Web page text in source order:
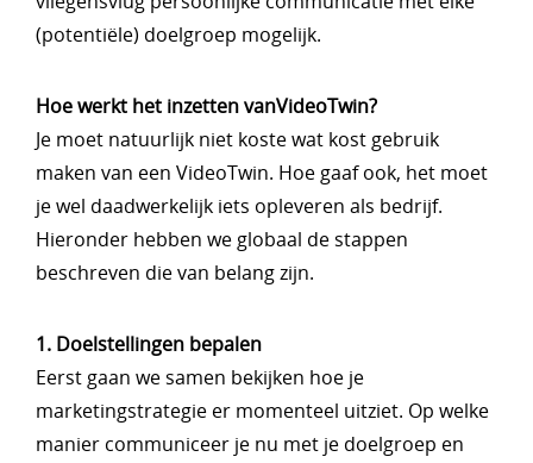
(potentiële) doelgroep mogelijk.
Hoe werkt het inzetten vanVideoTwin?
Je moet natuurlijk niet koste wat kost gebruik
maken van een VideoTwin. Hoe gaaf ook, het moet
je wel daadwerkelijk iets opleveren als bedrijf.
Hieronder hebben we globaal de stappen
beschreven die van belang zijn.
1. Doelstellingen bepalen
Eerst gaan we samen bekijken hoe je
marketingstrategie er momenteel uitziet. Op welke
manier communiceer je nu met je doelgroep en